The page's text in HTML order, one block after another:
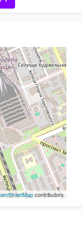
contributors